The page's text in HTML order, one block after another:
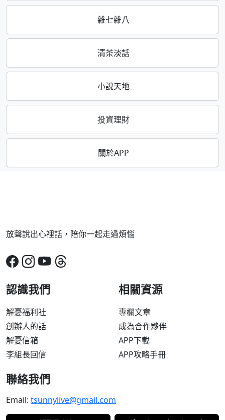
雜七雜八
清茶淡話
小說天地
投資理財
關於APP
放聲說出心裡話，陪你一起走過煩惱
認識我們
解憂福利社
創辦人的話
解憂信箱
李組長回信
相關資源
專欄文章
成為合作夥伴
APP下載
APP攻略手冊
聯絡我們
Email: tsunnylive@gmail.com